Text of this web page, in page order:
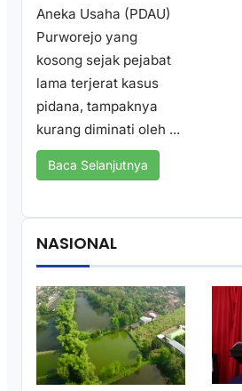
Aneka Usaha (PDAU)
Purworejo yang
kosong sejak pejabat
lama terjerat kasus
pidana, tampaknya
kurang diminati oleh ...
Baca Selanjutnya
NASIONAL